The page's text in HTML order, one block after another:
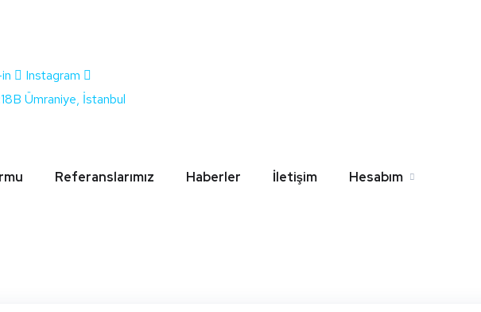
Instagram
Ümraniye, İstanbul
Referanslarımız Haberler İletişim Hesabım
Sanica Gömme